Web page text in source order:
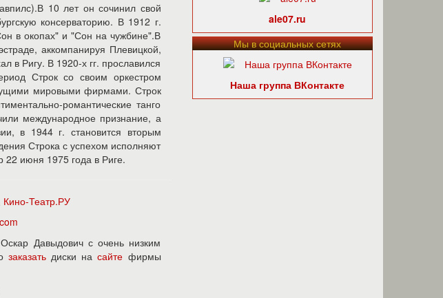
10 лет он сочинил свой
консерваторию. В 1912 г.
в окопах" и "Сон на чужбине".В
аккомпанируя Плевицкой,
в Ригу. В 1920-х гг. прославился
Строк со своим оркестром
мировыми фирмами. Строк
романтические танго
международное признание, а
в 1944 г. становится вторым
Строка с успехом исполняют
22 июня 1975 года в Риге.
Кино-Театр.РУ
Давыдович с очень низким
заказать диски насайте фирмы
ale07.ru
Мы в социальных сетях
Наша группа ВКонтакте